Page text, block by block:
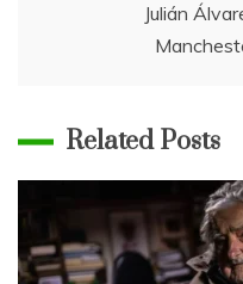
entradas
Julián
Related Posts